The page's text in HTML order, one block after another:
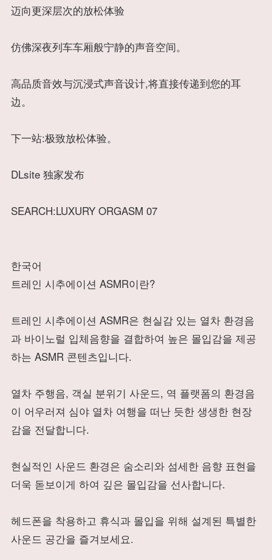
迈向更深层次的放松体验
仿佛深夜列车车厢般宁静的声音空间。
高品质音效与沉浸式声音设计,将直接传递到您的耳
边。
下一站:极致放松体验。
DLsite 独家发布
SEARCH:LUXURY ORGASM 07
한국어
트레인 시추에이션 ASMR이란?
트레인 시추에이션 ASMR은 현실감 있는 열차 환경음
과 바이노럴 입체음향을 결합하여 높은 몰입감을 제공
하는 ASMR 콘텐츠입니다.
열차 주행음, 객실 분위기 사운드, 역 플랫폼의 환경음
이 어우러져 심야 열차 여행을 떠난 듯한 생생한 현장
감을 전달합니다.
현실적인 사운드 환경은 숨소리와 섬세한 음향 표현을
더욱 돋보이게 하여 깊은 몰입감을 선사합니다.
헤드폰을 착용하고 휴식과 몰입을 위해 설계된 특별한
사운드 공간을 즐겨보세요.